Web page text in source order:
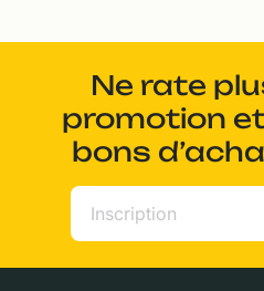
Ne rate
promotion
bons